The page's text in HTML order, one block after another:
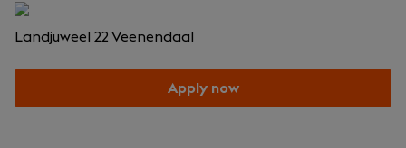
Landjuweel 22 Veenendaal
Apply now